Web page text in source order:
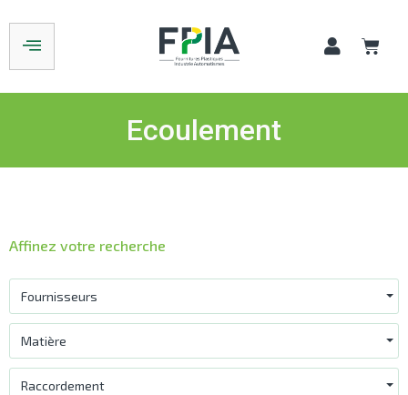
Ecoulement
Affinez votre recherche
Fournisseurs
Matière
Raccordement